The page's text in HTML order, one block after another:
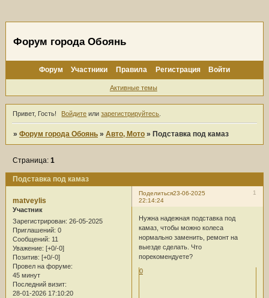
Форум города Обоянь
Форум Участники Правила Регистрация Войти
Активные темы
Привет, Гость! Войдите илизарегистрируйтесь
»Форум города Обоянь »Авто, Мото » Подставка под камаз
Подставка под камаз
Страница:1
Поделиться 1
23-06-2025
22:14:24
matveylis
Участник
Зарегистрирован: 26-05-2025
Приглашений: 0
Сообщений: 11
Уважение: [+0/-0]
Позитив: [+0/-0]
Провел на форуме:
45 минут
Последний визит:
28-01-2026 17:10:20
Нужна надежная подставка под
камаз, чтобы можно колеса
нормально заменить, ремонт на
выезде сделать. Что
порекомендуете?
0